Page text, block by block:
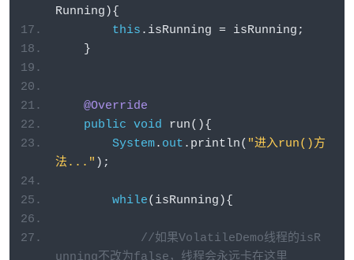
Running ){
this . isRunning = isRunning ;
}
@Override
public void run(){
System. out . println( "进入run()方
法..." );
while( isRunning ){
//如果VolatileDemo线程的isR
unning不改为false，线程会永远卡在这里